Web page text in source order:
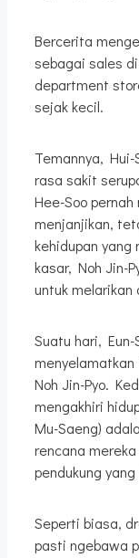
Bercerita
sebagai sales
department
sejak kecil.
Temannya, Hui-
rasa sakit
Hee-Soo
menjanjikan,
kehidupan yang
kasar, Noh Jin-
untuk melarikan
Suatu hari,
menyelamatkan
Noh Jin-Pyo.
mengakhiri
Mu-Saeng)
rencana
pendukung
Seperti biasa,
pasti ngebawa